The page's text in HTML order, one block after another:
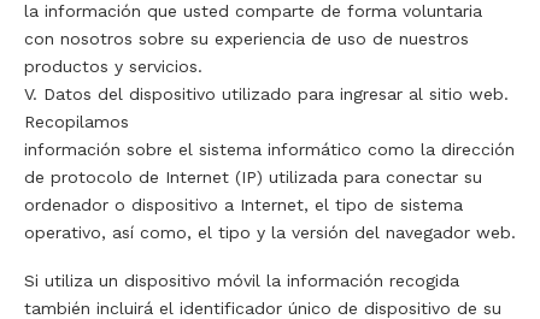
la información que usted comparte de forma voluntaria
con nosotros sobre su experiencia de uso de nuestros
productos y servicios.
V. Datos del dispositivo utilizado para ingresar al sitio web.
Recopilamos
información sobre el sistema informático como la dirección
de protocolo de Internet (IP) utilizada para conectar su
ordenador o dispositivo a Internet, el tipo de sistema
operativo, así como, el tipo y la versión del navegador web.
Si utiliza un dispositivo móvil la información recogida
también incluirá el identificador único de dispositivo de su